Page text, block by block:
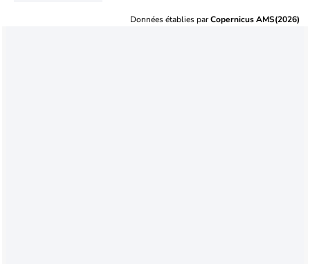
Données établies parCopernicus AMS(2026)